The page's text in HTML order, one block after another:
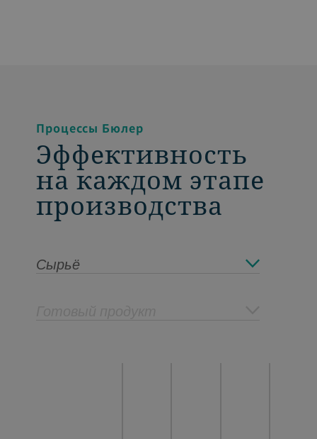
Процессы Бюлер
Эффективность
на каждом этапе
производства
Сырьё